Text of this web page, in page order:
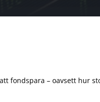
fondspara – oavsett hur